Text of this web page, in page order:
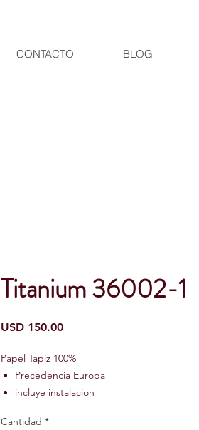
CONTACTO BLOG
Titanium 36002-1
USD 150.00Precio
Papel Tapiz 100%
Precedencia Europa
incluye instalacion
Texturado
Cantidad *